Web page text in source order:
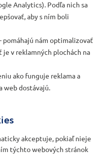
Analytics). Podľa nich sa
aby s ním boli
pomáhajú nám optimalizovať
je v reklamných plochách na
ako funguje reklama a
web dostávajú.
akceptuje, pokiaľ nieje
týchto webových stránok